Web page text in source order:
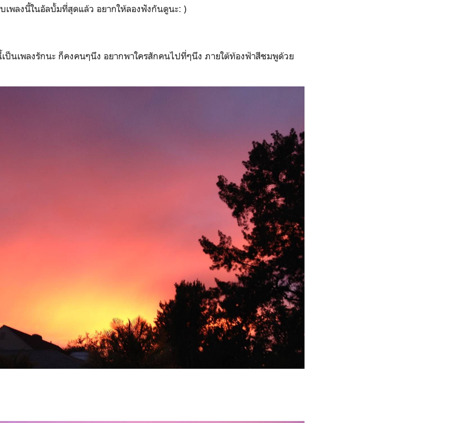
เพลงนี้ในอัลบั้มที่สุดแล้ว อยากให้ลองฟังกันดูนะ: )
เป็นเพลงรักนะ ก็คงคนๆนึง อยากพาใครสักคนไปที่ๆนึง ภายใต้ท้องฟ้าสีชมพูด้วย